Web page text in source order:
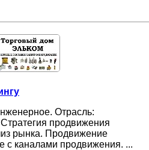
Отрасль:
продвижения
рынка. Продвижение
с каналами продвижения. ...